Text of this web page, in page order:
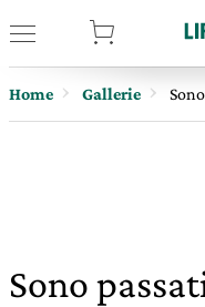
Home Gallerie
Sono